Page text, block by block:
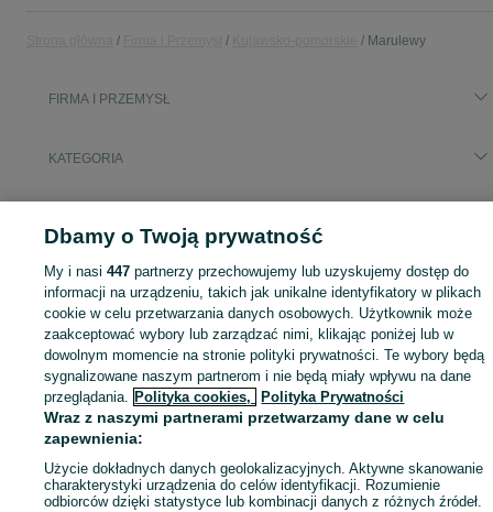
Marulewy
FIRMA I PRZEMYSŁ
KATEGORIA
Mapa kategorii
Mapa miejscowości
Mapa ministron
Popularne wyszukiwania
Dbamy o Twoją prywatność
My i nasi447 partnerzy przechowujemy lub uzyskujemy dostęp do
informacji na urządzeniu, takich jak unikalne identyfikatory w plikach
cookie w celu przetwarzania danych osobowych. Użytkownik może
zaakceptować wybory lub zarządzać nimi, klikając poniżej lub w
dowolnym momencie na stronie polityki prywatności. Te wybory będą
sygnalizowane naszym partnerom i nie będą miały wpływu na dane
przeglądania. Polityka cookies, Polityka Prywatności
Wraz z naszymi partnerami przetwarzamy dane w celu
zapewnienia:
Użycie dokładnych danych geolokalizacyjnych. Aktywne skanowanie
charakterystyki urządzenia do celów identyfikacji. Rozumienie
odbiorców dzięki statystyce lub kombinacji danych z różnych źródeł.